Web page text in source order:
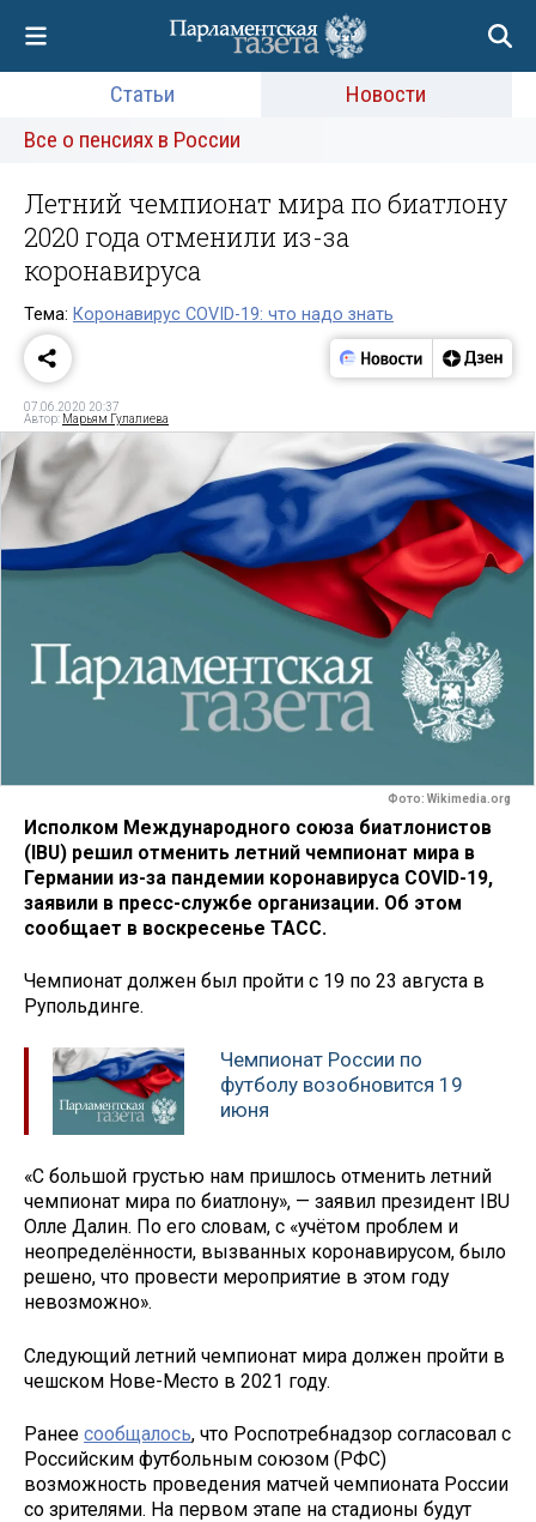
Статьи
Новости
Все о пенсиях в России
Летний чемпионат мира по биатлону
2020 года отменили из-за
коронавируса
Тема: Коронавирус COVID-19: что надо знать
07.06.2020 20:37
Автор: Марьям Гулалиева
Фото: Wikimedia.org
Исполком Международного союза биатлонистов
(IBU) решил отменить летний чемпионат мира в
Германии из-за пандемии коронавируса COVID-19,
заявили в пресс-службе организации. Об этом
сообщает в воскресенье ТАСС.
Чемпионат должен был пройти с 19 по 23 августа в
Рупольдинге.
Чемпионат России по
футболу возобновится 19
июня
«С большой грустью нам пришлось отменить летний
чемпионат мира по биатлону», — заявил президент IBU
Олле Далин. По его словам, с «учётом проблем и
неопределённости, вызванных коронавирусом, было
решено, что провести мероприятие в этом году
невозможно».
Следующий летний чемпионат мира должен пройти в
чешском Нове-Место в 2021 году.
Ранее сообщалось, что Роспотребнадзор согласовал с
Российским футбольным союзом (РФС)
возможность проведения матчей чемпионата России
со зрителями. На первом этапе на стадионы будут